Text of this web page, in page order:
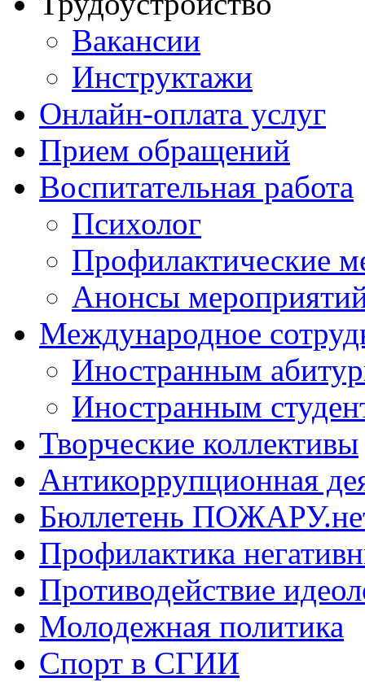
Вакансии
Инструктажи
Онлайн-оплата услуг
Прием обращений
Воспитательная работа
Психолог
Профилактические
Анонсы
Международное
Иностранным
Иностранным
Творческие коллективы
Антикоррупционная
Бюллетень
Профилактика
Противодействие
Молодежная политика
Спорт в СГИИ